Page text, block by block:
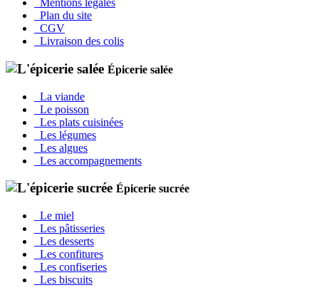
Mentions légales
Plan du site
CGV
Livraison des colis
Épicerie salée
La viande
Le poisson
Les plats cuisinées
Les légumes
Les algues
Les accompagnements
Épicerie sucrée
Le miel
Les pâtisseries
Les desserts
Les confitures
Les confiseries
Les biscuits